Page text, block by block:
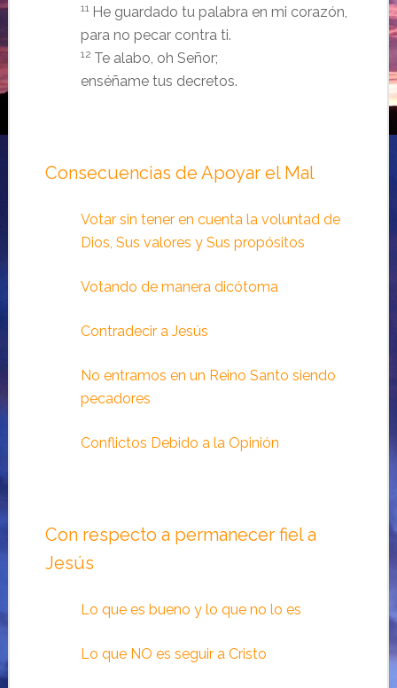
11 He guardado tu palabra en mi corazón,
para no pecar contra ti.
12 Te alabo, oh Señor;
enséñame tus decretos.
Consecuencias de Apoyar el Mal
Votar sin tener en cuenta la voluntad de
Dios, Sus valores y Sus propósitos
Votando de manera dicótoma
Contradecir a Jesús
No entramos en un Reino Santo siendo
pecadores
Conflictos Debido a la Opinión
Con respecto a permanecer fiel a
Jesús
Lo que es bueno y lo que no lo es
Lo que NO es seguir a Cristo